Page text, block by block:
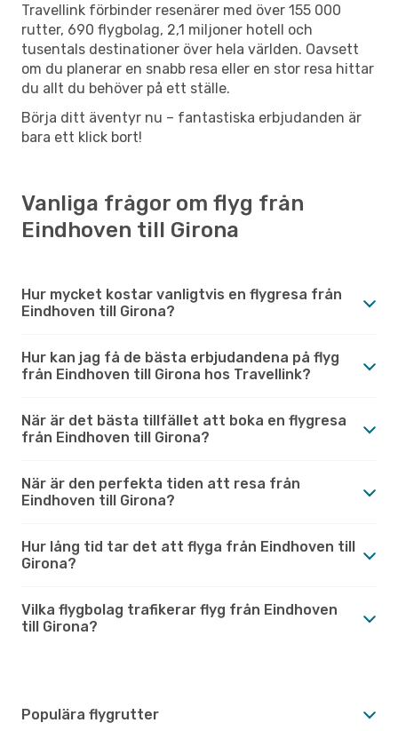
Travellink förbinder resenärer med över 155 000
rutter, 690 flygbolag, 2,1 miljoner hotell och
tusentals destinationer över hela världen. Oavsett
om du planerar en snabb resa eller en stor resa hittar
du allt du behöver på ett ställe.
Börja ditt äventyr nu – fantastiska erbjudanden är
bara ett klick bort!
Vanliga frågor om flyg från
Eindhoven till Girona
Hur mycket kostar vanligtvis en flygresa från
Eindhoven till Girona?
Hur kan jag få de bästa erbjudandena på flyg
från Eindhoven till Girona hos Travellink?
När är det bästa tillfället att boka en flygresa
från Eindhoven till Girona?
När är den perfekta tiden att resa från
Eindhoven till Girona?
Hur lång tid tar det att flyga från Eindhoven till
Girona?
Vilka flygbolag trafikerar flyg från Eindhoven
till Girona?
Populära flygrutter